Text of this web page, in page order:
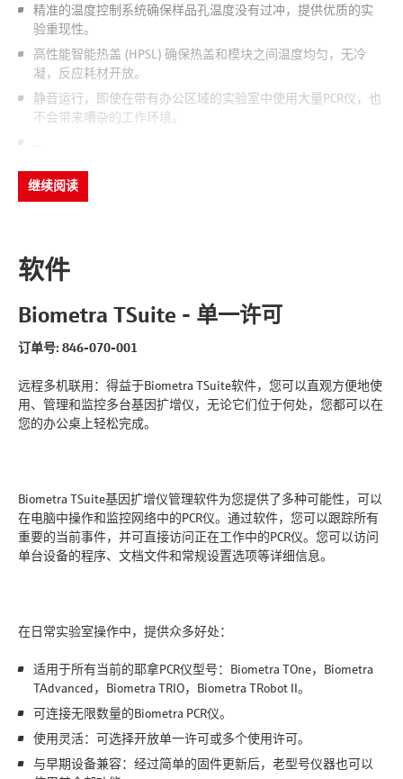
精准的温度控制系统确保样品孔温度没有过冲，提供优质的实
验重现性。
高性能智能热盖 (HPSL) 确保热盖和模块之间温度均匀，无冷
凝，反应耗材开放。
静音运行，即使在带有办公区域的实验室中使用大量PCR仪，也
不会带来嘈杂的工作环境。
继续阅读
软件
Biometra TSuite - 单一许可
订单号: 846-070-001
远程多机联用：得益于Biometra TSuite软件，您可以直观方便地使
用、管理和监控多台基因扩增仪，无论它们位于何处，您都可以在
您的办公桌上轻松完成。
Biometra TSuite基因扩增仪管理软件为您提供了多种可能性，可以
在电脑中操作和监控网络中的PCR仪。通过软件，您可以跟踪所有
重要的当前事件，并可直接访问正在工作中的PCR仪。您可以访问
单台设备的程序、文档文件和常规设置选项等详细信息。
在日常实验室操作中，提供众多好处：
适用于所有当前的耶拿PCR仪型号：Biometra TOne，Biometra
TAdvanced，Biometra TRIO，Biometra TRobot II。
可连接无限数量的Biometra PCR仪。
使用灵活：可选择开放单一许可或多个使用许可。
与早期设备兼容：经过简单的固件更新后，老型号仪器也可以